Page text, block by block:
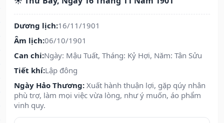
Dương lịch:16/11/1901
Âm lịch:06/10/1901
Can chi:Ngày: Mậu Tuất, Tháng: Kỷ Hợi, Năm: Tân Sửu
Tiết khí:Lập đông
Ngày Hảo Thương: Xuất hành thuận lợi, gặp qúy nhân
phù trợ, làm mọi việc vừa lòng, như ý muốn, áo phẩm
vinh quy.